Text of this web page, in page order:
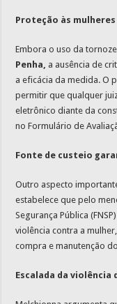
Proteção às mulheres
Embora o uso da
Penha, a ausência de
a eficácia da medida. O
permitir que qualquer
eletrônico diante da
no Formulário de
Fonte de custeio
Outro aspecto
estabelece que pelo
Segurança Pública (FNSP)
violência contra a
compra e manutenção
Escalada da violência